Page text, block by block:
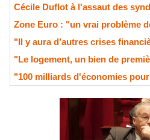
Cécile Duflot à l'assaut des
Zone Euro : "un vrai problème
"Il y aura d’autres crises
"Le logement, un bien de
"100 milliards d'économies